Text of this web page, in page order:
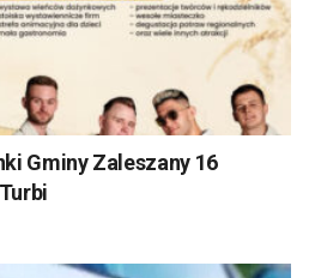
Gminy Zaleszany 16